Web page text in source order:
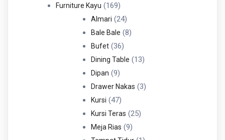
Produk
Furniture Kayu 169169
Produk
Almari 2424
Produk
Bale Bale 88
Bufet 3636
Produk
Dining Table 1313
Dipan 99
Produk
Drawer Nakas 33
Kursi 4747
Produk
Kursi Teras 2525
Meja Rias 99